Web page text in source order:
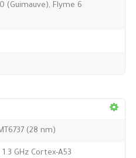
(Guimauve), Flyme 6
(28 nm)
GHz Cortex-A53